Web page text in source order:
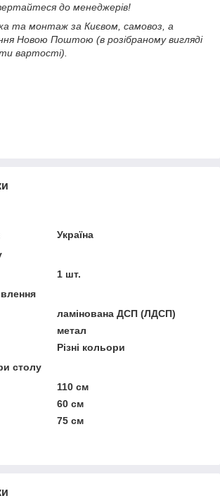
до менеджерів!
та монтаж за Києвом, самовоз, а
Новою Поштою (в розібраному вигляді
вартості).
Україна
1 шт.
ламінована ДСП (ЛДСП)
метал
Різні кольори
столу
110 см
60 см
75 см